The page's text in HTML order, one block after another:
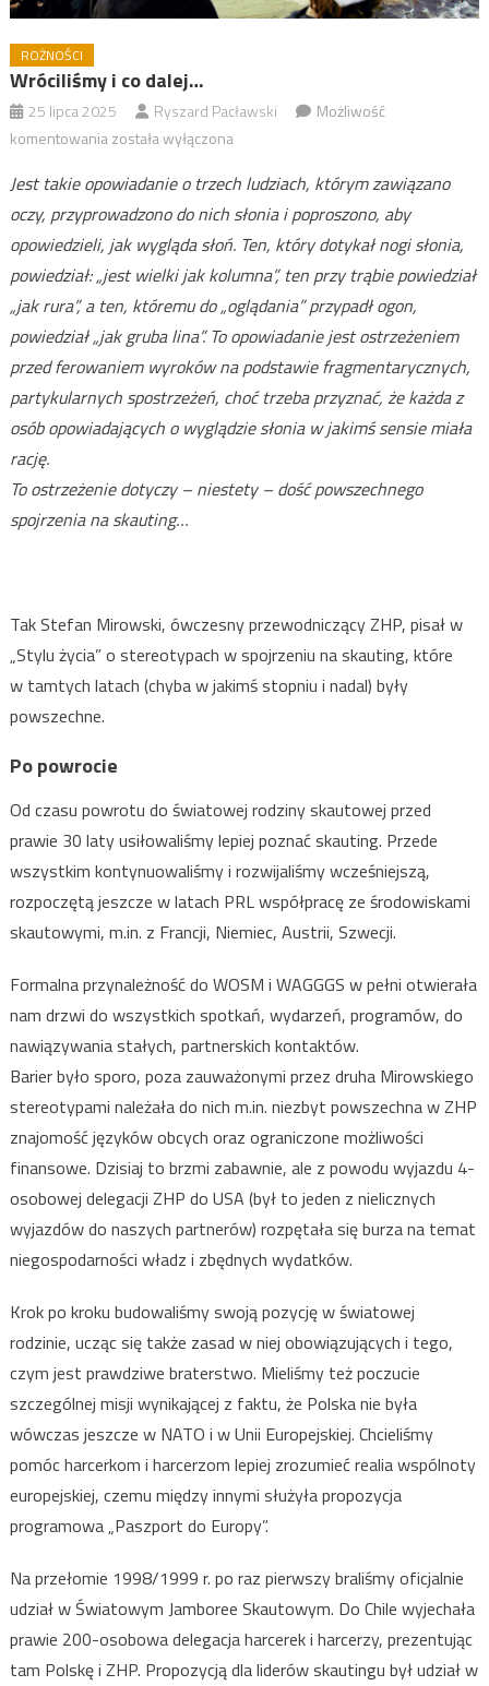
ROŻNOŚCI
Wróciliśmy i co dalej…
25 lipca 2025 Ryszard Pacławski
Możliwość
komentowaniaWróciliśmy
co
dalej…
została wyłączona
Jest takie opowiadanie o trzech ludziach, którym zawiązano
oczy, przyprowadzono do nich słonia i poproszono, aby
opowiedzieli, jak wygląda słoń. Ten, który dotykał nogi słonia,
powiedział: „jest wielki jak kolumna”, ten przy trąbie powiedział
„jak rura”, a ten, któremu do „oglądania” przypadł ogon,
powiedział „jak gruba lina”. To opowiadanie jest ostrzeżeniem
przed ferowaniem wyroków na podstawie fragmentarycznych,
partykularnych spostrzeżeń, choć trzeba przyznać, że każda z
osób opowiadających o wyglądzie słonia w jakimś sensie miała
rację.
To ostrzeżenie dotyczy – niestety – dość powszechnego
spojrzenia na skauting…
Tak Stefan Mirowski, ówczesny przewodniczący ZHP, pisał w
„Stylu życia” o stereotypach w spojrzeniu na skauting, które
w tamtych latach (chyba w jakimś stopniu i nadal) były
powszechne.
Po powrocie
Od czasu powrotu do światowej rodziny skautowej przed
prawie 30 laty usiłowaliśmy lepiej poznać skauting. Przede
wszystkim kontynuowaliśmy i rozwijaliśmy wcześniejszą,
rozpoczętą jeszcze w latach PRL współpracę ze środowiskami
skautowymi, m.in. z Francji, Niemiec, Austrii, Szwecji.
Formalna przynależność do WOSM i WAGGGS w pełni otwierała
nam drzwi do wszystkich spotkań, wydarzeń, programów, do
nawiązywania stałych, partnerskich kontaktów.
Barier było sporo, poza zauważonymi przez druha Mirowskiego
stereotypami należała do nich m.in. niezbyt powszechna w ZHP
znajomość języków obcych oraz ograniczone możliwości
finansowe. Dzisiaj to brzmi zabawnie, ale z powodu wyjazdu 4-
osobowej delegacji ZHP do USA (był to jeden z nielicznych
wyjazdów do naszych partnerów) rozpętała się burza na temat
niegospodarności władz i zbędnych wydatków.
Krok po kroku budowaliśmy swoją pozycję w światowej
rodzinie, ucząc się także zasad w niej obowiązujących i tego,
czym jest prawdziwe braterstwo. Mieliśmy też poczucie
szczególnej misji wynikającej z faktu, że Polska nie była
wówczas jeszcze w NATO i w Unii Europejskiej. Chcieliśmy
pomóc harcerkom i harcerzom lepiej zrozumieć realia wspólnoty
europejskiej, czemu między innymi służyła propozycja
programowa „Paszport do Europy”.
Na przełomie 1998/1999 r. po raz pierwszy braliśmy oficjalnie
udział w Światowym Jamboree Skautowym. Do Chile wyjechała
prawie 200-osobowa delegacja harcerek i harcerzy, prezentując
tam Polskę i ZHP. Propozycją dla liderów skautingu był udział w